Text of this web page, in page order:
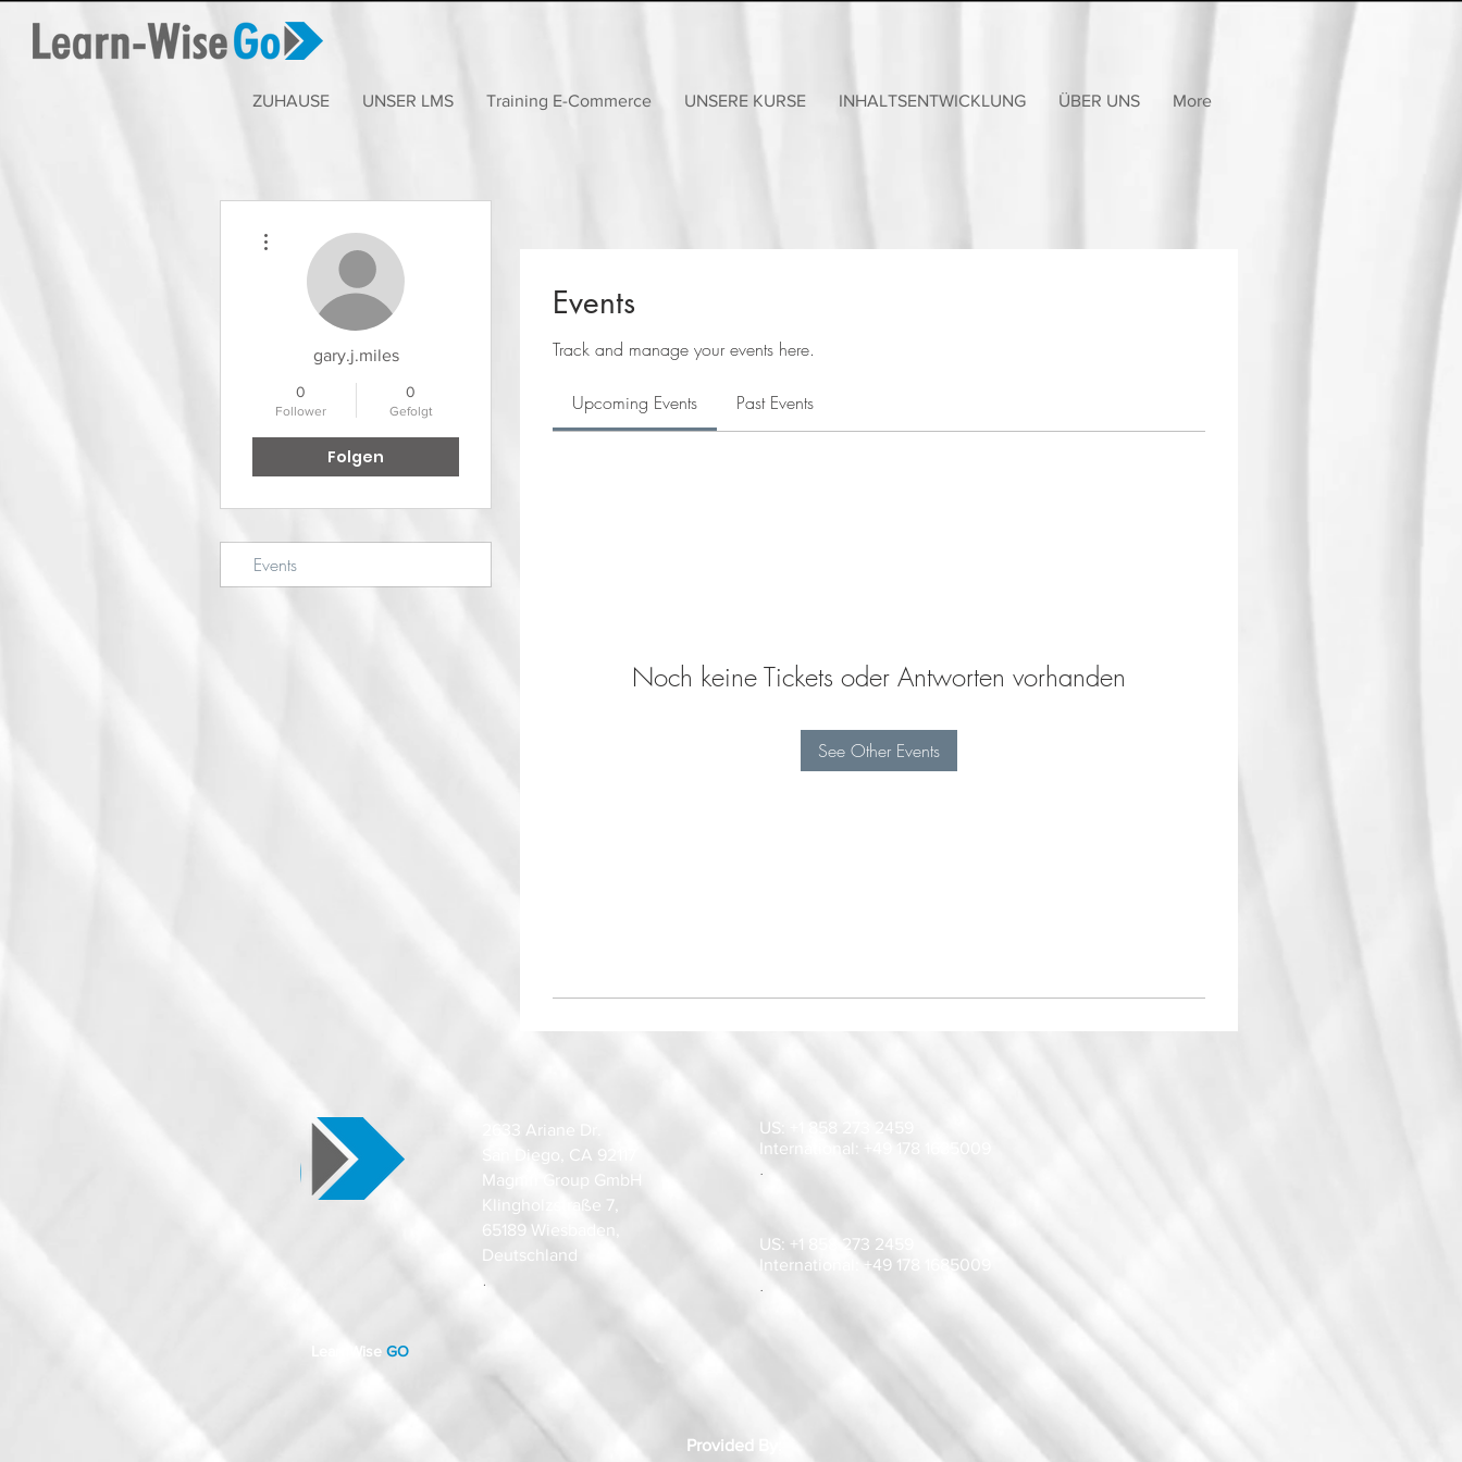
ZUHAUSE UNSER LMS Training E-Commerce UNSERE KURSE INHALTSENTWICKLUNG ÜBER UNS More
Events
Track and manage your events here.
Upcoming Events Past Events
Noch keine Tickets oder Antworten vorhanden
See Other Events
gary.j.miles
0
Follower
0
Gefolgt
Folgen
Events
2633 Ariane Dr.
San Diego, CA 92117
Magnifi Group GmbH
Klingholzstraße 7,
65189 Wiesbaden,
Deutschland
.
US: +1 858 273 2459
International: +49 178 1685009
.
US: +1 858 273 2459
International: +49 178 1685009
.
LearnWise GO
Provided By: